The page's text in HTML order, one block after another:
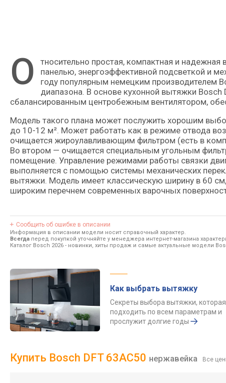
О
тносительно простая, компактная и надежная встраиваемая кухонная вытяжка с телескопической выдвижной
панелью, энергоэффективной подсветкой и
году популярным немецким производителем
диапазона. В основе кухонной вытяжки Bosch
сбалансированным центробежным вентилятором,
Модель такого плана может послужить хорошим
до 10-12 м². Может работать как в режиме отвода
очищается жироулавливающим фильтром (есть в
Во втором — очищается специальным угольным
помещение. Управление режимами работы связки
выполняется с помощью системы механических
вытяжки. Модель имеет классическую ширину в 60
широким перечнем современных варочных
Сообщить об ошибке в описании
Информация в описании модели носит справочный характер.
Всегда перед покупкой уточняйте у менеджера интернет-магазина
Каталог Bosch 2026 - новинки, хиты продаж и самые актуальные модели
Как выбрать вытяжку
Секреты выбора вытяжки,
подходить по всем параметрам и
прослужит долгие годы
Купить Bosch DFT 63AC50 нержавейка Все